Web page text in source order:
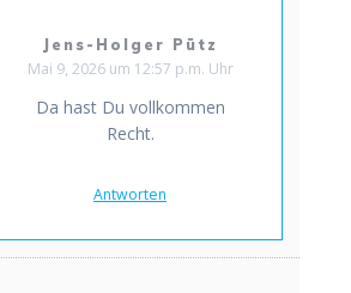
Jens-Holger Pütz
Mai 9, 2026 um 12:57 p.m. Uhr
Da hast Du vollkommen
Recht.
Antworten